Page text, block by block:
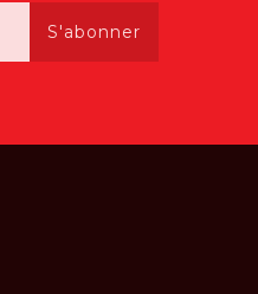
S'abonner